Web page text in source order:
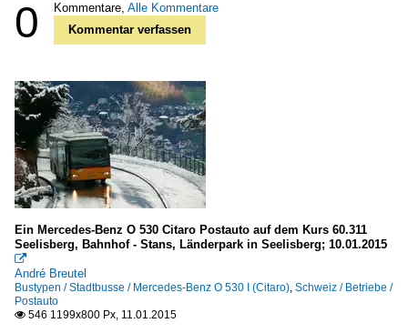
0 Kommentare, Alle Kommentare
Kommentar verfassen
Ein Mercedes-Benz O 530 Citaro Postauto auf dem Kurs 60.311
Seelisberg, Bahnhof - Stans, Länderpark in Seelisberg; 10.01.2015

André Breutel
Bustypen / Stadtbusse / Mercedes-Benz O 530 I (Citaro), Schweiz / Betriebe /
Postauto
 546 1199x800 Px, 11.01.2015